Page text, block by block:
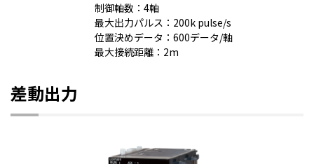
制御軸数：4軸
最大出力パルス：200k pulse/s
位置決めデータ：600データ/軸
最大接続距離：2m
差動出力